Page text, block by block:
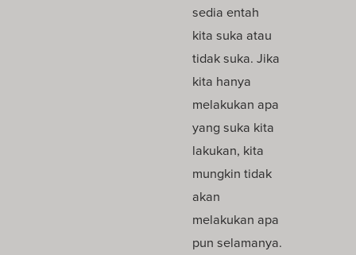
sedia entah
kita suka atau
tidak suka. Jika
kita hanya
melakukan apa
yang suka kita
lakukan, kita
mungkin tidak
akan
melakukan apa
pun selamanya.